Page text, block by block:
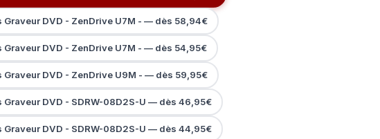
Graveur DVD - ZenDrive U7M - — dès 58,94€
Graveur DVD - ZenDrive U7M - — dès 54,95€
Graveur DVD - ZenDrive U9M - — dès 59,95€
Graveur DVD - SDRW-08D2S-U — dès 46,95€
Graveur DVD - SDRW-08D2S-U — dès 44,95€